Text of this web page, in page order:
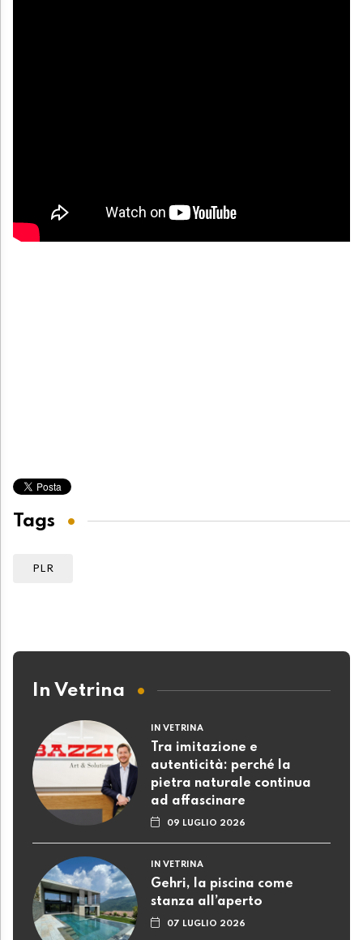
Tags
PLR
In Vetrina
IN VETRINA
Tra imitazione e
autenticità: perché la
pietra naturale continua
ad affascinare
09 LUGLIO 2026
IN VETRINA
Gehri, la piscina come
stanza all’aperto
07 LUGLIO 2026